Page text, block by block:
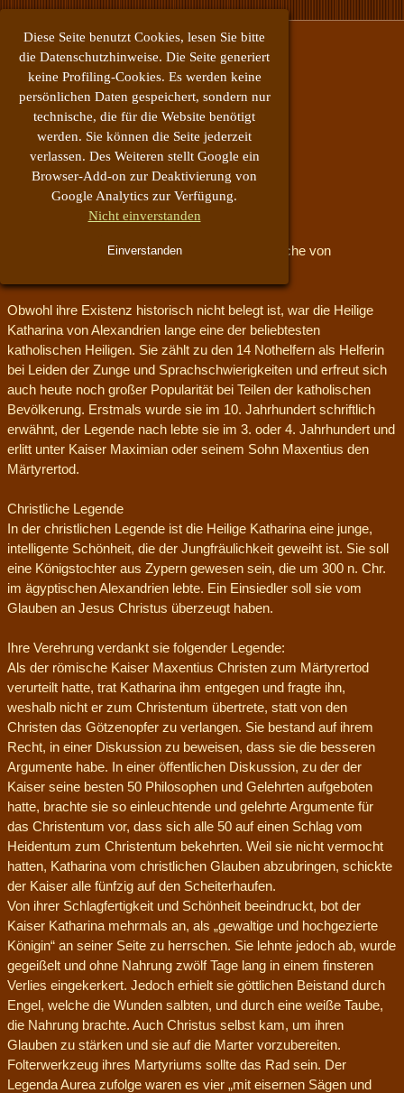
Diese Seite benutzt Cookies, lesen Sie bitte
die Datenschutzhinweise. Die Seite generiert
keine Profiling-Cookies. Es werden keine
persönlichen Daten gespeichert, sondern nur
technische, die für die Website benötigt
werden. Sie können die Seite jederzeit
verlassen. Des Weiteren stellt Google ein
Browser-Add-on zur Deaktivierung von
Google Analytics zur Verfügung.
Nicht einverstanden
Einverstanden
Direkt zum Seiteninhalt
Menü überspringen
Katharina von Alexandrien - die Patronin der Kirche von
Obwohl ihre Existenz historisch nicht belegt ist, war die Heilige
Katharina von Alexandrien lange eine der beliebtesten
katholischen Heiligen. Sie zählt zu den 14 Nothelfern als Helferin
bei Leiden der Zunge und Sprachschwierigkeiten und erfreut sich
auch heute noch großer Popularität bei Teilen der katholischen
Bevölkerung. Erstmals wurde sie im 10. Jahrhundert schriftlich
erwähnt, der Legende nach lebte sie im 3. oder 4. Jahrhundert und
erlitt unter Kaiser Maximian oder seinem Sohn Maxentius den
Märtyrertod.
Christliche Legende
In der christlichen Legende ist die Heilige Katharina eine junge,
intelligente Schönheit, die der Jungfräulichkeit geweiht ist. Sie soll
eine Königstochter aus Zypern gewesen sein, die um 300 n. Chr.
im ägyptischen Alexandrien lebte. Ein Einsiedler soll sie vom
Glauben an Jesus Christus überzeugt haben.
Ihre Verehrung verdankt sie folgender Legende:
Als der römische Kaiser Maxentius Christen zum Märtyrertod
verurteilt hatte, trat Katharina ihm entgegen und fragte ihn,
weshalb nicht er zum Christentum übertrete, statt von den
Christen das Götzenopfer zu verlangen. Sie bestand auf ihrem
Recht, in einer Diskussion zu beweisen, dass sie die besseren
Argumente habe. In einer öffentlichen Diskussion, zu der der
Kaiser seine besten 50 Philosophen und Gelehrten aufgeboten
hatte, brachte sie so einleuchtende und gelehrte Argumente für
das Christentum vor, dass sich alle 50 auf einen Schlag vom
Heidentum zum Christentum bekehrten. Weil sie nicht vermocht
hatten, Katharina vom christlichen Glauben abzubringen, schickte
der Kaiser alle fünfzig auf den Scheiterhaufen.
Von ihrer Schlagfertigkeit und Schönheit beeindruckt, bot der
Kaiser Katharina mehrmals an, als „gewaltige und hochgezierte
Königin“ an seiner Seite zu herrschen. Sie lehnte jedoch ab, wurde
gegeißelt und ohne Nahrung zwölf Tage lang in einem finsteren
Verlies eingekerkert. Jedoch erhielt sie göttlichen Beistand durch
Engel, welche die Wunden salbten, und durch eine weiße Taube,
die Nahrung brachte. Auch Christus selbst kam, um ihren
Glauben zu stärken und sie auf die Marter vorzubereiten.
Folterwerkzeug ihres Martyriums sollte das Rad sein. Der
Legenda Aurea zufolge waren es vier „mit eisernen Sägen und